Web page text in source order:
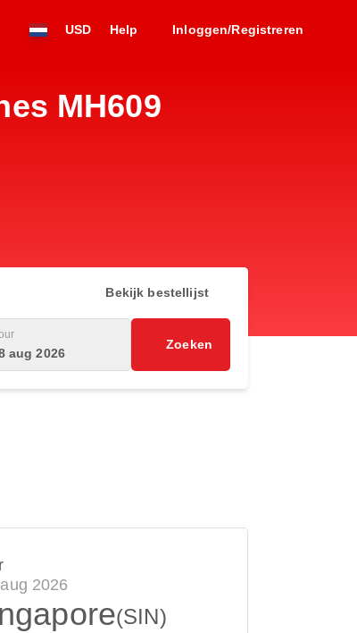
USD Help Inloggen/Registreren
MH609
Bekijk bestellijst
aug 2026
Zoeken
2026
(SIN)